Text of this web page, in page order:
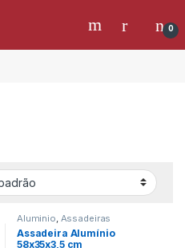
0
Aluminio, Assadeiras
Assadeira Alumínio
58x35x3,5 cm